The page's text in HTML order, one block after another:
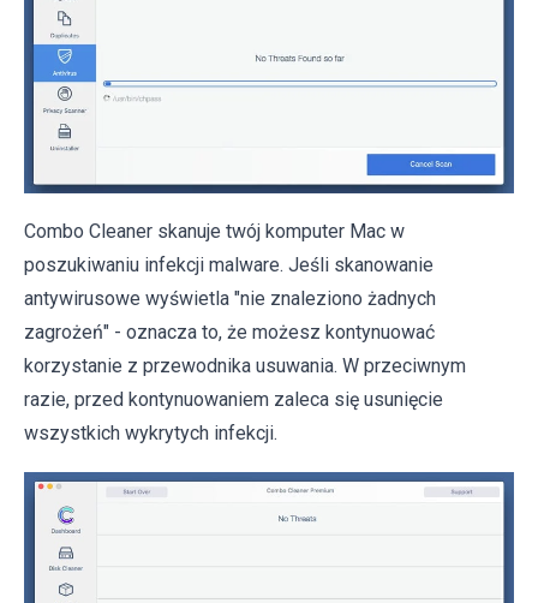
Combo Cleaner skanuje twój komputer Mac w
poszukiwaniu infekcji malware. Jeśli skanowanie
antywirusowe wyświetla "nie znaleziono żadnych
zagrożeń" - oznacza to, że możesz kontynuować
korzystanie z przewodnika usuwania. W przeciwnym
razie, przed kontynuowaniem zaleca się usunięcie
wszystkich wykrytych infekcji.